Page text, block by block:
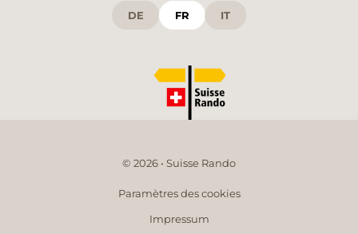
DE FR IT
© 2026 • Suisse Rando
Paramètres des cookies
Impressum